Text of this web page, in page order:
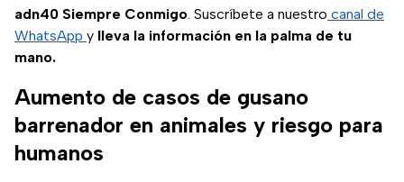
adn40 Siempre Conmigo. Suscríbete a nuestro canal de
WhatsApp y lleva la información en la palma de tu
mano.
Aumento de casos de gusano
barrenador en animales y riesgo para
humanos